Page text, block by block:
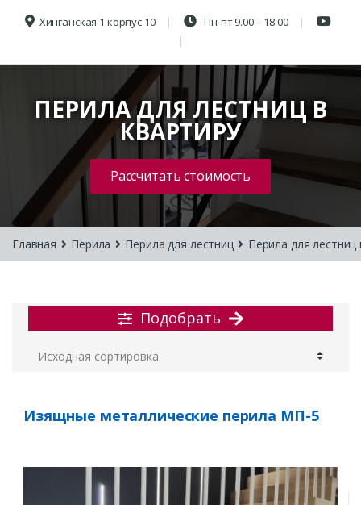
Хинганская 1 корпус 10 Пн-пт 9.00 – 18.00
ПЕРИЛА ДЛЯ ЛЕСТНИЦ В
КВАРТИРУ
Рассчитать стоимость
Главная Перила Перила для лестниц Перила для лестниц
Подобрать
Изящные металлические перила МП-5